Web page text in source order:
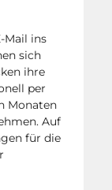
Mail ins
sich
ihre
per
Monaten
Auf
für die